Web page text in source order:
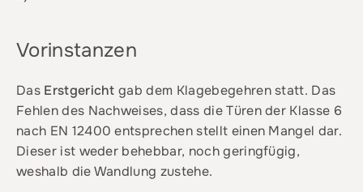
Vorinstanzen
Das Erstgericht gab dem Klagebegehren statt. Das
Fehlen des Nachweises, dass die Türen der Klasse 6
nach EN 12400 entsprechen stellt einen Mangel dar.
Dieser ist weder behebbar, noch geringfügig,
weshalb die Wandlung zustehe.